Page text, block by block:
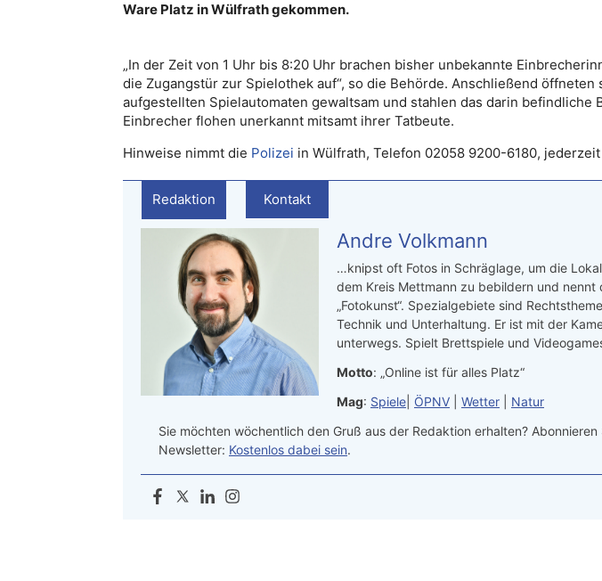
Ware Platz in Wülfrath gekommen.
„In der Zeit von 1 Uhr bis 8:20 Uhr brachen bisher unbekannte
die Zugangstür zur Spielothek auf“, so die Behörde. Anschließend öffneten
aufgestellten Spielautomaten gewaltsam und stahlen das darin befindliche
Einbrecher flohen unerkannt mitsamt ihrer Tatbeute.
Hinweise nimmt die Polizei in Wülfrath, Telefon 02058 9200-6180,
Redaktion Kontakt
Andre Volkmann
…knipst oft Fotos in Schräglage, um die
dem Kreis Mettmann zu bebildern und nennt
„Fotokunst“. Spezialgebiete sind
Technik und Unterhaltung. Er ist mit der
unterwegs. Spielt Brettspiele und
Motto: „Online ist für alles Platz“
Mag: Spiele ÖPNV Wetter
Natur
Sie möchten wöchentlich den Gruß aus der Redaktion erhalten? Abonnieren
Newsletter: Kostenlos dabei sein.